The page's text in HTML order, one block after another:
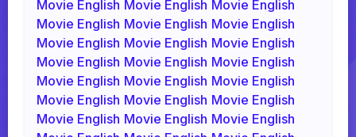
Movie English Movie English Movie English
Movie English Movie English Movie English
Movie English Movie English Movie English
Movie English Movie English Movie English
Movie English Movie English Movie English
Movie English Movie English Movie English
Movie English Movie English Movie English